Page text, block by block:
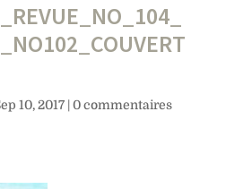
10, 2017| 0 commentaires